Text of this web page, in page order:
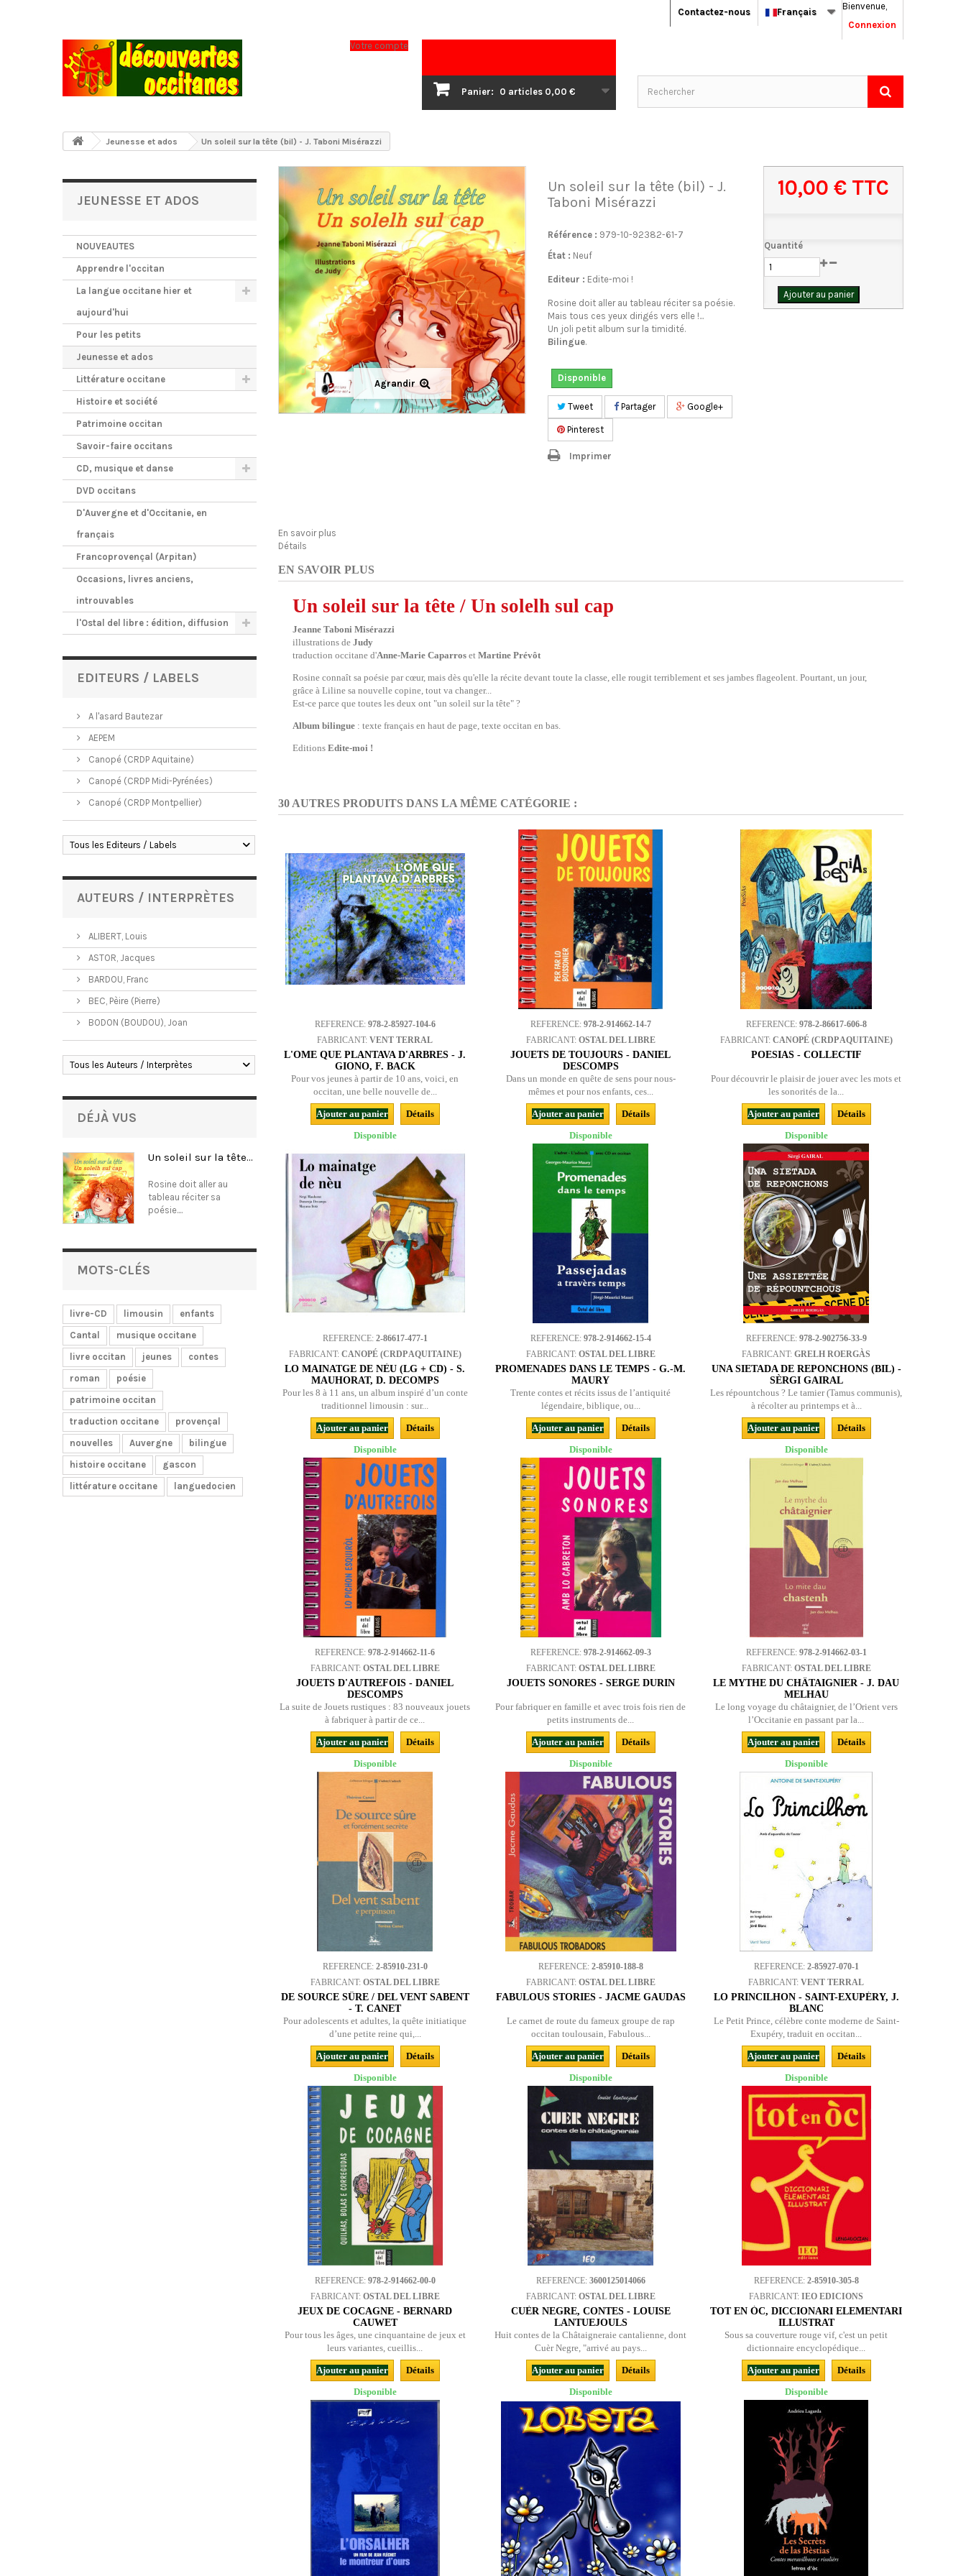
Bienvenue,
Connexion
Français
Contactez-nous
Panier: 0 articles 0,00 €
Votre compte
Jeunesse et ados Un soleil sur la tête (bil) - J. Taboni Misérazzi
JEUNESSE ET ADOS
NOUVEAUTES
Apprendre l'occitan
La langue occitane hier et
aujourd'hui
Pour les petits
Jeunesse et ados
Littérature occitane
Histoire et société
Patrimoine occitan
Savoir-faire occitans
CD, musique et danse
DVD occitans
D'Auvergne et d'Occitanie, en
français
Francoprovençal (Arpitan)
Occasions, livres anciens,
introuvables
l'Ostal del libre : édition, diffusion
EDITEURS / LABELS
A l'asard Bautezar
AEPEM
Canopé (CRDP Aquitaine)
Canopé (CRDP Midi-Pyrénées)
Canopé (CRDP Montpellier)
Tous les Editeurs / Labels
AUTEURS / INTERPRÈTES
ALIBERT, Louis
ASTOR, Jacques
BARDOU, Franc
BEC, Pèire (Pierre)
BODON (BOUDOU), Joan
Tous les Auteurs / Interprètes
DÉJÀ VUS
Un soleil sur la tête...
Rosine doit aller au
tableau réciter sa
poésie....
MOTS-CLÉS
livre-CD limousin
enfants
Cantal
musique occitane
livre occitan
jeunes
contes
roman
poésie
patrimoine occitan
traduction occitane
provençal
nouvelles
Auvergne
bilingue
histoire occitane
gascon
littérature occitane
languedocien
Agrandir
Un soleil sur la tête (bil) - J.
Taboni Misérazzi
Référence : 979-10-92382-61-7
État : Neuf
Editeur : Edite-moi !
Rosine doit aller au tableau réciter sa poésie.
Mais tous ces yeux dirigés vers elle !...
Un joli petit album sur la timidité.
Bilingue.
Disponible
Tweet Partager Google+
Pinterest
Imprimer
10,00 €TTC
Quantité
Ajouter au panier
En savoir plus
Détails
EN SAVOIR PLUS
Un soleil sur la tête / Un solelh sul cap
Jeanne Taboni Misérazzi
illustrations de Judy
traduction occitane d'Anne-Marie Caparros et Martine Prévôt
Rosine connaît sa poésie par cœur, mais dès qu'elle la récite devant toute la classe, elle rougit terriblement et ses jambes flageolent. Pourtant, un jour,
grâce à Liline sa nouvelle copine, tout va changer...
Est-ce parce que toutes les deux ont "un soleil sur la tête" ?
Album bilingue : texte français en haut de page, texte occitan en bas.
Editions Edite-moi !
30 AUTRES PRODUITS DANS LA MÊME CATÉGORIE :
REFERENCE: 978-2-85927-104-6
FABRICANT:VENT TERRAL
L'OME QUE PLANTAVA D'ARBRES - J.
GIONO, F. BACK
Pour vos jeunes à partir de 10 ans, voici, en
occitan, une belle nouvelle de...
Ajouter au panier
Détails
Disponible
REFERENCE: 978-2-914662-14-7
FABRICANT: OSTAL DEL LIBRE
JOUETS DE TOUJOURS - DANIEL
DESCOMPS
Dans un monde en quête de sens pour nous-
mêmes et pour nos enfants, ces...
Ajouter au panier
Détails
Disponible
REFERENCE: 978-2-86617-606-8
FABRICANT: CANOPÉ (CRDP AQUITAINE)
POESIAS - COLLECTIF
Pour découvrir le plaisir de jouer avec les mots et
les sonorités de la...
Ajouter au panier
Détails
Disponible
REFERENCE: 2-86617-477-1
FABRICANT: CANOPÉ (CRDP AQUITAINE)
LO MAINATGE DE NÈU (LG + CD) - S.
MAUHORAT, D. DECOMPS
Pour les 8 à 11 ans, un album inspiré d’un conte
traditionnel limousin : sur...
Ajouter au panier
Détails
Disponible
REFERENCE: 978-2-914662-15-4
FABRICANT: OSTAL DEL LIBRE
PROMENADES DANS LE TEMPS - G.-M.
MAURY
Trente contes et récits issus de l’antiquité
légendaire, biblique, ou...
Ajouter au panier
Détails
Disponible
REFERENCE: 978-2-902756-33-9
FABRICANT:GRELH ROERGÀS
UNA SIETADA DE REPONCHONS (BIL) -
SÈRGI GAIRAL
Les répountchous ? Le tamier (Tamus communis),
à récolter au printemps et à...
Ajouter au panier
Détails
Disponible
REFERENCE:978-2-914662-11-6
FABRICANT: OSTAL DEL LIBRE
JOUETS D'AUTREFOIS - DANIEL
DESCOMPS
La suite de Jouets rustiques : 83 nouveaux jouets
à fabriquer à partir de ce...
Ajouter au panier
Détails
Disponible
REFERENCE: 978-2-914662-09-3
FABRICANT: OSTAL DEL LIBRE
JOUETS SONORES - SERGE DURIN
Pour fabriquer en famille et avec trois fois rien de
petits instruments de...
Ajouter au panier
Détails
Disponible
REFERENCE: 978-2-914662-03-1
FABRICANT: OSTAL DEL LIBRE
LE MYTHE DU CHÂTAIGNIER - J. DAU
MELHAU
Le long voyage du châtaignier, de l’Orient vers
l’Occitanie en passant par la...
Ajouter au panier
Détails
Disponible
REFERENCE: 2-85910-231-0
FABRICANT: OSTAL DEL LIBRE
DE SOURCE SÛRE / DEL VENT SABENT
- T. CANET
Pour adolescents et adultes, la quête initiatique
d’une petite reine qui,...
Ajouter au panier
Détails
Disponible
REFERENCE: 2-85910-188-8
FABRICANT: OSTAL DEL LIBRE
FABULOUS STORIES - JACME GAUDAS
Le carnet de route du fameux groupe de rap
occitan toulousain, Fabulous...
Ajouter au panier
Détails
Disponible
REFERENCE: 2-85927-070-1
FABRICANT:VENT TERRAL
LO PRINCILHON - SAINT-EXUPÉRY, J.
BLANC
Le Petit Prince, célèbre conte moderne de Saint-
Exupéry, traduit en occitan...
Ajouter au panier
Détails
Disponible
REFERENCE: 978-2-914662-00-0
FABRICANT: OSTAL DEL LIBRE
JEUX DE COCAGNE - BERNARD
CAUWET
Pour tous les âges, une cinquantaine de jeux et
leurs variantes, cueillis...
Ajouter au panier
Détails
Disponible
REFERENCE: 3600125014066
FABRICANT: OSTAL DEL LIBRE
CUÈR NEGRE, CONTES - LOUISE
LANTUEJOULS
Huit contes de la Châtaigneraie cantalienne, dont
Cuèr Negre, "arrivé au pays...
Ajouter au panier
Détails
Disponible
REFERENCE: 2-85910-305-8
FABRICANT:IEO EDICIONS
TOT EN ÒC, DICCIONARI ELEMENTARI
ILLUSTRAT
Sous sa couverture rouge vif, c'est un petit
dictionnaire encyclopédique...
Ajouter au panier
Détails
Disponible